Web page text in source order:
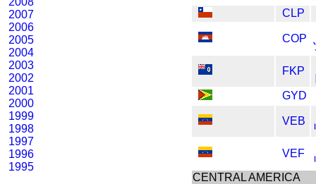
2007
2006
2005
2004
2003
2002
2001
2000
1999
1998
1997
1996
1995
CLP
COP
FKP
GYD
VEB
VEF
CENTRAL AMERICA